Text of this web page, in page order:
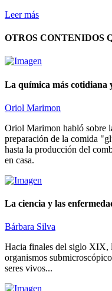
Leer más
OTROS CONTENIDOS
La química más cotidiana
Oriol Marimon
Oriol Marimon habló sobre
preparación de la comida
hasta la producción del
en casa.
La ciencia y las
Bárbara Silva
Hacia finales del siglo XIX,
organismos
seres vivos...